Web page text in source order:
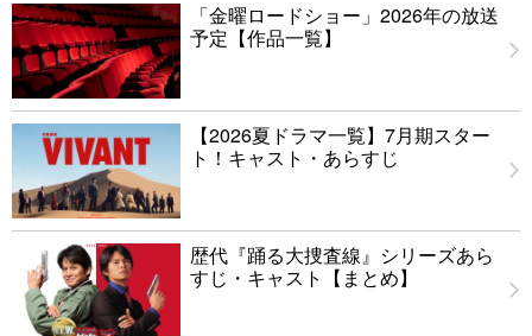
「金曜ロードショー」2026年の放送
予定【作品一覧】
【2026夏ドラマ一覧】7月期スター
ト！キャスト・あらすじ
歴代『踊る大捜査線』シリーズあら
すじ・キャスト【まとめ】